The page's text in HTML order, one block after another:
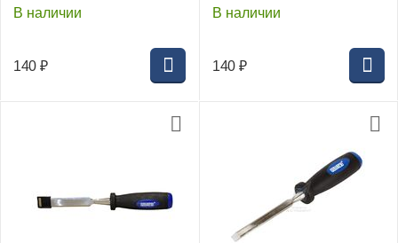
В наличии
140 ₽
В наличии
140 ₽